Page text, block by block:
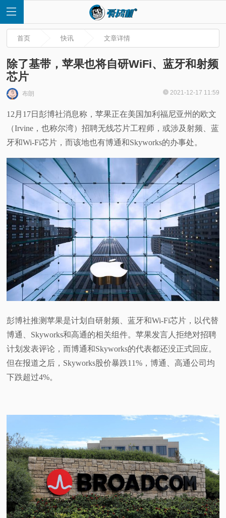
首
页
快
讯
测
视
科
普
体
验
首页 快讯 文章详情
除了基带，苹果也将自研WiFi、蓝牙和射频
芯片
布朗 2021-12-17 11:59
12月17日彭博社消息称，苹果正在美国加利福尼亚州的欧文
（Irvine，也称尔湾）招聘无线芯片工程师，或涉及射频、蓝
牙和Wi-Fi芯片，而该地也有博通和Skyworks的办事处。
彭博社推测苹果是计划自研射频、蓝牙和Wi-Fi芯片，以代替
博通、Skyworks和高通的相关组件。苹果发言人拒绝对招聘
计划发表评论，而博通和Skyworks的代表都还没正式回应。
但在报道之后，Skyworks股价暴跌11%，博通、高通公司均
下跌超过4%。